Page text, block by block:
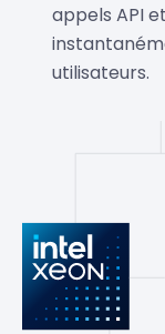
appels API
utilisateurs.